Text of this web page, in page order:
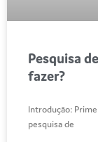
Pesquisa
fazer?
Introdução:
pesquisa de